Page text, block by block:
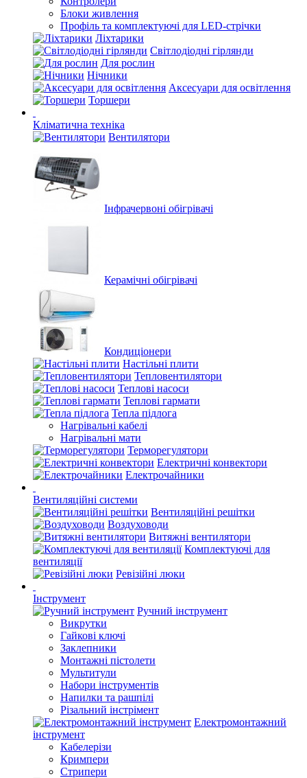
Блоки живлення
Профіль та комплектуючі для LED-стрічки
Ліхтарики
Світлодіодні гірлянди
Для рослин
Нічники
Аксесуари для освітлення
Торшери
Кліматична техніка
Вентилятори
Інфрачервоні обігрівачі
Керамічні обігрівачі
Кондиціонери
Настільні плити
Тепловентилятори
Теплові насоси
Теплові гармати
Тепла підлога
Нагрівальні кабелі
Нагрівальні мати
Терморегулятори
Електричні конвектори
Електрочайники
Вентиляційні системи
Вентиляційні решітки
Воздуховоди
Витяжні вентилятори
Комплектуючі для
вентиляції
Ревізійні люки
Інструмент
Ручний інструмент
Викрутки
Гайкові ключі
Заклепники
Монтажні пістолети
Мультитули
Набори інструментів
Напилки та рашпілі
Різальний інстрімент
Електромонтажний
інструмент
Кабелерізи
Кримпери
Стрипери